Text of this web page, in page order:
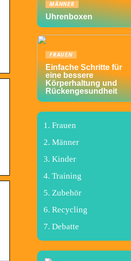
MÄNNER
Uhrenboxen
FRAUEN
Einfache Schritte für
eine bessere
Körperhaltung und
Rückengesundheit
Frauen
Männer
Kinder
Training
Zubehör
Recycling
Debatte